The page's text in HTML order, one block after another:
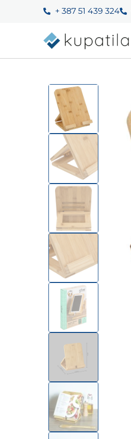
+ 387 51 439 324